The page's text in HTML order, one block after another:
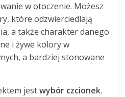
w otoczenie. Możesz
które odzwierciedlają
a także charakter danego
i żywe kolory w
a bardziej stonowane
jestwybór czcionek.